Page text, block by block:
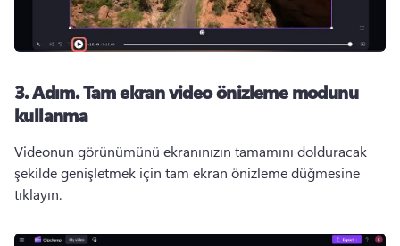
3. Adım.Tam ekran video önizleme modunu
kullanma
Videonun görünümünü ekranınızın tamamını dolduracak
şekilde genişletmek için tam ekran önizleme düğmesine
tıklayın.